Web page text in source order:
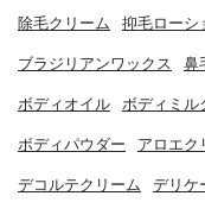
除毛クリーム 抑毛ローシ
ブラジリアンワックス 鼻
ボディオイル ボディミル
ボディパウダー アロエク
デコルテクリーム デリケ